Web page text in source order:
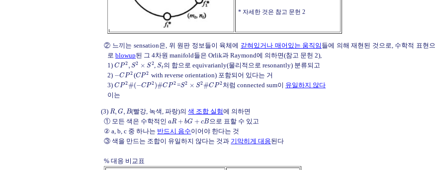
* 자세한 것은 참고 문헌 2
② 느끼는 sensation은, 위 원판 정보들이 육체에 갇혀있거나 매어있는 움직임 들에 의해 재현된 것으로, 수학적 표현으
로 blowup된 그 4차원 manifold들은 Orlik과 Raymond에 의하면(참고 문헌 2),
1) CP 2, S2 × S2 St 의 합으로 equivarianly(물리적으로 resonantly) 분류되고
2) −CP 2(CP2 with reverse orientation) 포함되어 있다는 거
3) CP 2#(−CP2)#CP2=S2 × S2#CP2처럼 connected sum이 유일하지 않다
이는
(3) R, G, B(빨강, 녹색, 파랑)의색 조합 실험에 의하면
① 모든 색은 수학적인aR + bG + cB 으로 표할 수 있고
② a, b, c 중 하나는 반드시 음수이어야 한다는 것
③ 색을 만드는 조합이 유일하지 않다는 것과 기막히게 대응된다
% 대응 비교표